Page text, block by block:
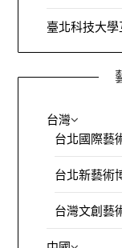
臺北科技大
台灣
台北國際藝
台北新藝術
台灣文創藝